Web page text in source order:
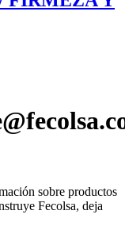
sobre productos
Fecolsa, deja